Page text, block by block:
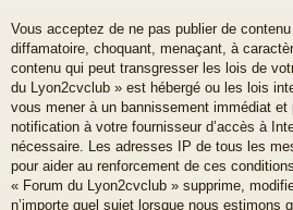
Vous acceptez de ne pas publier de
diffamatoire, choquant, menaçant, à
contenu qui peut transgresser les lois de
du Lyon2cvclub » est hébergé ou les lois
vous mener à un bannissement immédiat et
notification à votre fournisseur d’accès à
nécessaire. Les adresses IP de tous les
pour aider au renforcement de ces
« Forum du Lyon2cvclub » supprime,
n’importe quel sujet lorsque nous estimons